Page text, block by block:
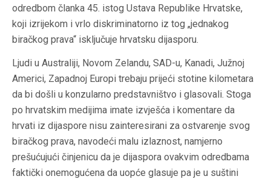
odredbom članka 45. istog Ustava Republike Hrvatske,
koji izrijekom i vrlo diskriminatorno iz tog „jednakog
biračkog prava“ isključuje hrvatsku dijasporu.
Ljudi u Australiji, Novom Zelandu, SAD-u, Kanadi, Južnoj
Americi, Zapadnoj Europi trebaju prijeći stotine kilometara
da bi došli u konzularno predstavništvo i glasovali. Stoga
po hrvatskim medijima imate izvješća i komentare da
hrvati iz dijaspore nisu zainteresirani za ostvarenje svog
biračkog prava, navodeći malu izlaznost, namjerno
prešućujući činjenicu da je dijaspora ovakvim odredbama
faktički onemogućena da uopće glasuje pa je u suštini